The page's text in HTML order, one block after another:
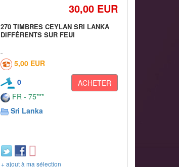
30,00 EUR
270 TIMBRES CEYLAN SRI LANKA
DIFFÉRENTS SUR FEUI
5,00 EUR
0
ACHETER
FR - 75***
Sri Lanka
+ ajout à ma sélection